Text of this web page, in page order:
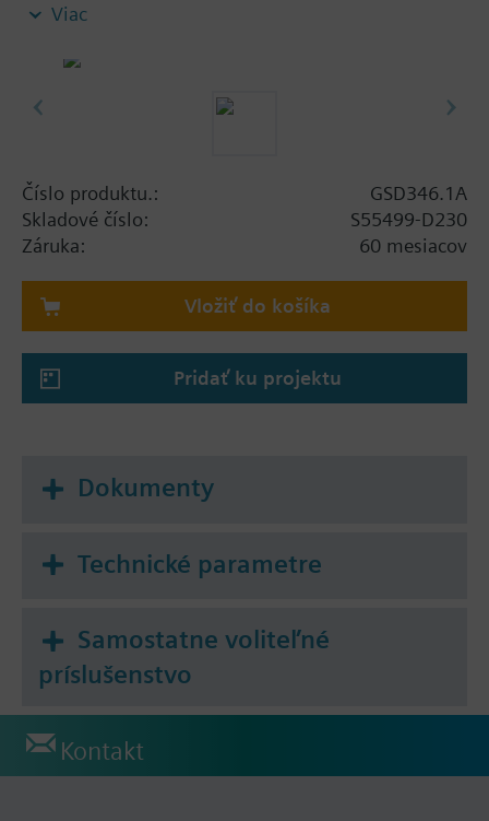
For shaft dia 8...15 mm, square 6...11 mm, min.
Viac
Číslo produktu.:
GSD346.1A
Skladové číslo:
S55499-D230
Záruka:
60 mesiacov
Vložiť do košíka
Pridať ku projektu
Dokumenty
Technické parametre
Samostatne voliteľné
príslušenstvo
Kontakt